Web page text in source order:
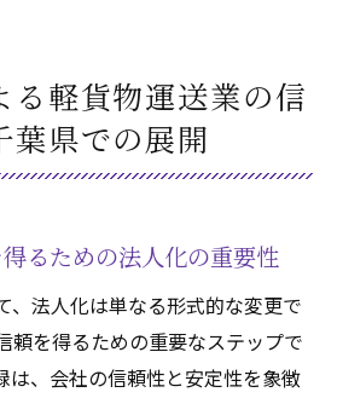
る軽貨物運送業の信
葉県での展開
るための法人化の重要性
、法人化は単なる形式的な変更で
頼を得るための重要なステップで
は、会社の信頼性と安定性を象徴